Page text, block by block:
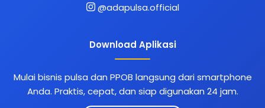
@adapulsa.official
Download Aplikasi
Mulai bisnis pulsa dan PPOB langsung dari smartphone
Anda. Praktis, cepat, dan siap digunakan 24 jam.